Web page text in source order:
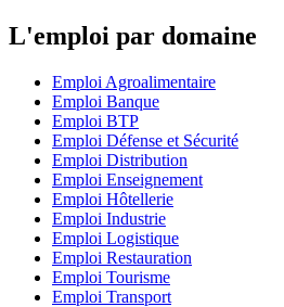
L'emploi par domaine
Emploi Agroalimentaire
Emploi Banque
Emploi BTP
Emploi Défense et Sécurité
Emploi Distribution
Emploi Enseignement
Emploi Hôtellerie
Emploi Industrie
Emploi Logistique
Emploi Restauration
Emploi Tourisme
Emploi Transport